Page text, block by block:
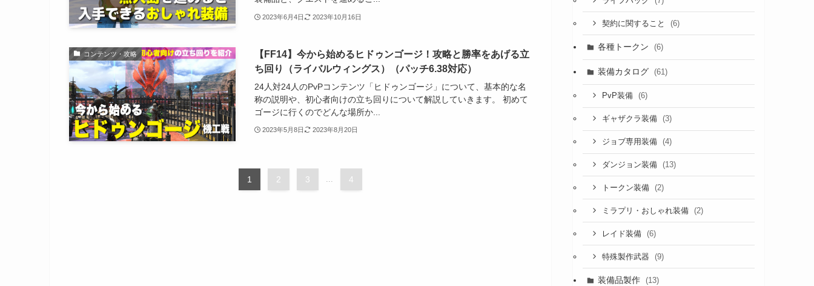
2023年6月4日 2023年10月16日
コンテンツ・攻略
【FF14】今から始めるヒドゥンゴージ！攻略と勝率をあげる立
ち回り（ライバルウィングス）（パッチ6.38対応）
24人対24人のPvPコンテンツ「ヒドゥンゴージ」について、基本的な名
称の説明や、初心者向けの立ち回りについて解説していきます。 初めて
ゴージに行くのでどんな場所か...
2023年5月8日 2023年8月20日
1 2 3 4
契約に関すること (6)
各種トークン (6)
装備カタログ (61)
PvP装備 (6)
ギャザクラ装備 (3)
ジョブ専用装備 (4)
ダンジョン装備 (13)
トークン装備 (2)
ミラプリ・おしゃれ装備 (2)
レイド装備 (6)
特殊製作武器 (9)
装備品製作 (13)